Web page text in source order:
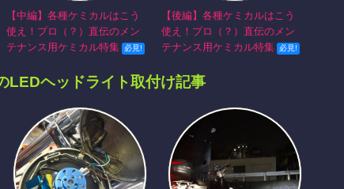
【中編】各種ケミカルはこう
使え！プロ（？）直伝のメン
テナンス用ケミカル特集
【後編】各種ケミカルはこう
使え！プロ（？）直伝のメン
テナンス用ケミカル特集
LEDヘッドライト取付け記事